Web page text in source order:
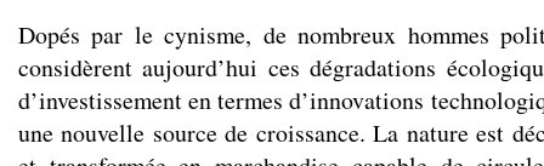
Dopés par le cynisme, de nombreux hommes
considèrent aujourd’hui ces dégradations
d’investissement en termes d’innovations
une nouvelle source de croissance. La nature est